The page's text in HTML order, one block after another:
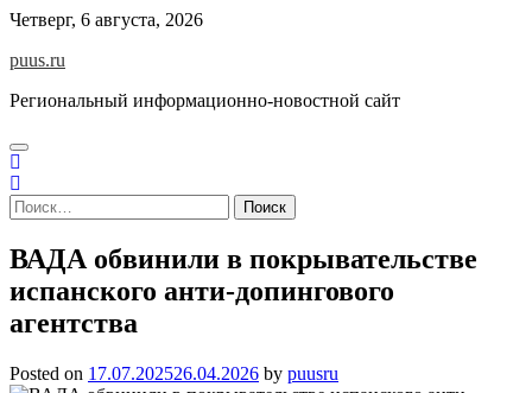
Skip
content
Четверг, 6 августа, 2026
puus.ru
Региональный информационно-новостной сайт
Найти:
ВАДА обвинили в покрывательстве
испанского анти-допингового
агентства
Posted on 17.07.202526.04.2026 by puusru